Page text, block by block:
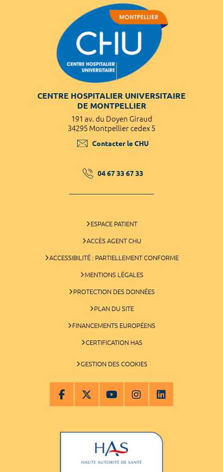
CENTRE HOSPITALIER UNIVERSITAIRE
DE MONTPELLIER
191 av. du Doyen Giraud
34295 Montpellier cedex 5
Contacter le CHU
04 67 33 67 33
ESPACE PATIENT
ACCÈS AGENT CHU
ACCESSIBILITÉ : PARTIELLEMENT CONFORME
MENTIONS LÉGALES
PROTECTION DES DONNÉES
PLAN DU SITE
FINANCEMENTS EUROPÉENS
CERTIFICATION HAS
GESTION DES COOKIES